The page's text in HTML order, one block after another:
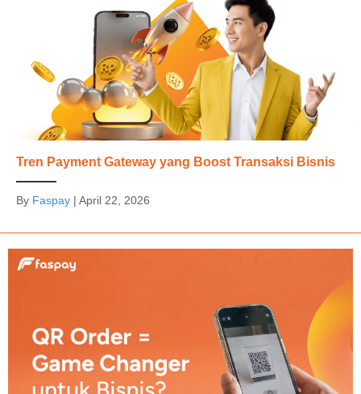
Tren Payment Gateway yang Boost Transaksi Bisnis
By Faspay | April 22, 2026